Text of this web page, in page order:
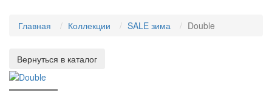
Главная Коллекции SALE зима Double